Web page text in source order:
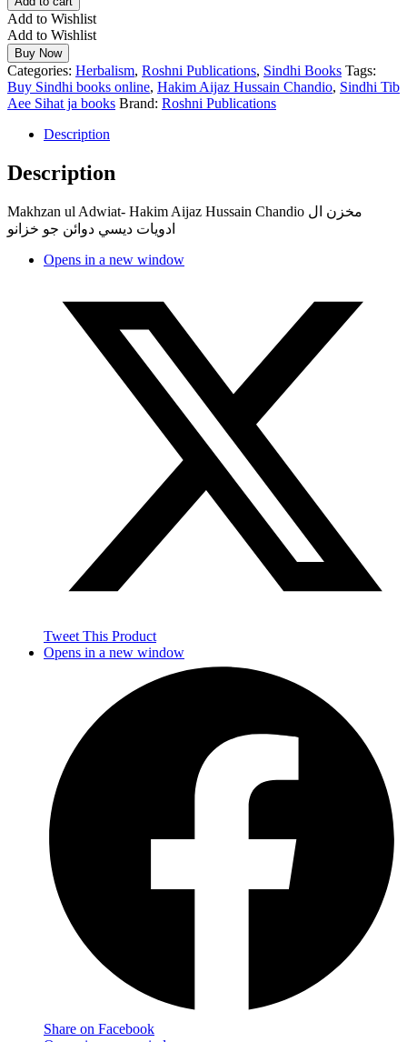
Add to Wishlist
Add to Wishlist
Buy Now
Categories: Herbalism, Roshni Publications, Sindhi Books Tags:
Buy Sindhi books online, Hakim Aijaz Hussain Chandio, Sindhi Tib
Aee Sihat ja books Brand: Roshni Publications
Description
Description
Makhzan ul Adwiat- Hakim Aijaz Hussain Chandio مخزن ال
ادويات ديسي دوائن جو خزانو
Opens in a new window
Tweet This Product
Opens in a new window
Share on Facebook